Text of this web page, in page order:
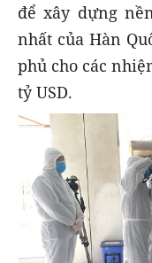
để xây dựng
nhất của Hàn
phủ cho các
tỷ USD.